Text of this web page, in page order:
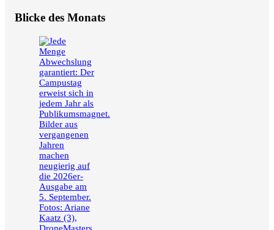
Blicke des Monats